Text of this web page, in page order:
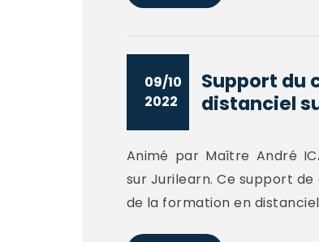
09/10
2022
Support du
distanciel
Animé par Maître André
sur Jurilearn. Ce support
de la formation en distanciel